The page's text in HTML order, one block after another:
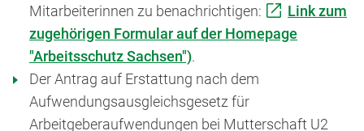
Mitarbeiterinnen zu benachrichtigen:
Link zum
zugehörigen Formular auf der Homepage
"Arbeitsschutz Sachsen").
Der Antrag auf Erstattung nach dem
Aufwendungsausgleichsgesetz für
Arbeitgeberaufwendungen bei Mutterschaft U2